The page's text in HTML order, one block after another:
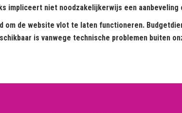
impliceert niet noodzakelijkerwijs een
om de website vlot te laten functioneren.
is vanwege technische problemen buiten